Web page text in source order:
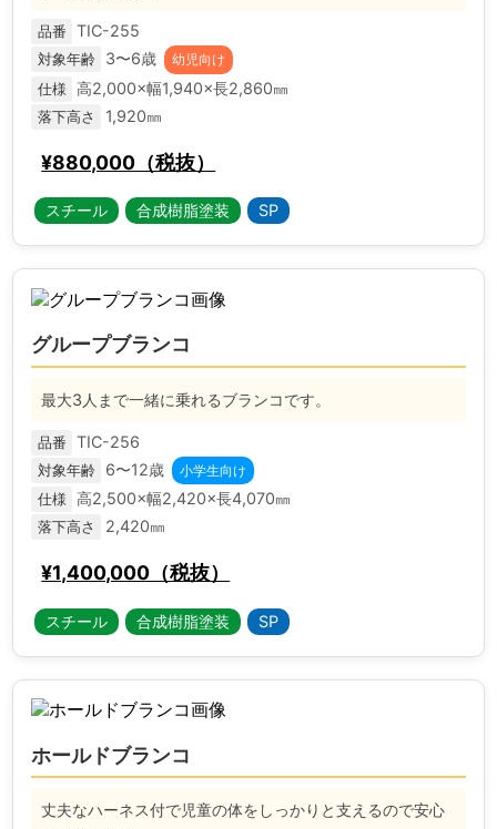
品番 TIC-255
対象年齢 3〜6歳
幼児向け
仕様
高2,000×幅1,940×長2,860㎜
落下高さ 1,920㎜
¥880,000（税抜）
スチール 合成樹脂塗装 SP
グループブランコ
最大3人まで一緒に乗れるブランコです。
品番 TIC-256
対象年齢 6〜12歳
小学生向け
仕様
高2,500×幅2,420×長4,070㎜
落下高さ 2,420㎜
¥1,400,000（税抜）
スチール 合成樹脂塗装 SP
ホールドブランコ
丈夫なハーネス付で児童の体をしっかりと支えるので安心